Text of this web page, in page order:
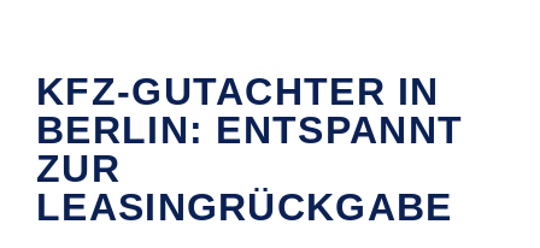
KFZ-GUTACHTER IN
BERLIN: ENTSPANNT
ZUR
LEASINGRÜCKGABE